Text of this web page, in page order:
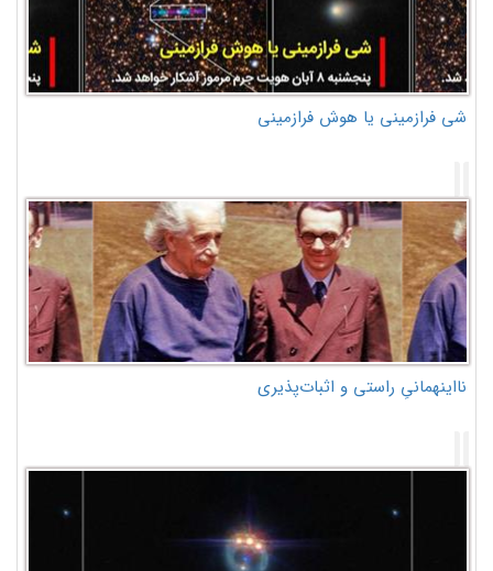
شی فرازمینی یا هوش فرازمینی
نااینهمانیِ راستی و اثبات‌پذیری